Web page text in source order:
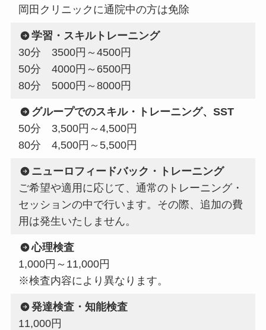
岡田クリニックに通院中の方は免除
学習・スキルトレーニング
30分 3500円～4500円
50分 4000円～6500円
80分 5000円～8000円
グループでのスキル・トレーニング、SST
50分 3,500円～4,500円
80分 4,500円～5,500円
ニューロフィードバック・トレーニング
ご希望や適用に応じて、通常のトレーニング・
セッションの中で行います。その際、追加の費
用は発生いたしません。
心理検査
1,000円～11,000円
※検査内容により異なります。
発達検査・知能検査
11,000円